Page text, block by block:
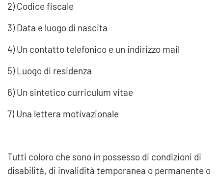
2) Codice fiscale
3) Data e luogo di nascita
4) Un contatto telefonico e un indirizzo mail
5) Luogo di residenza
6) Un sintetico curriculum vitae
7) Una lettera motivazionale
Tutti coloro che sono in possesso di condizioni di
disabilità, di invalidità temporanea o permanente o